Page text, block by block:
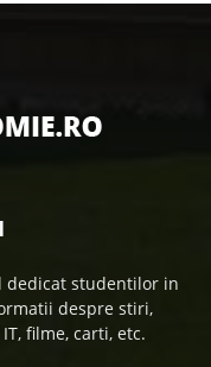
dedicat studentilor in
despre stiri,
filme, carti, etc.